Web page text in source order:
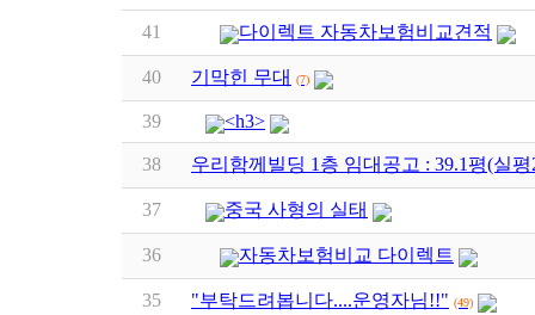
41 다이렉트 자동차보험비교견적
40 기막힌 무대 (7)
39 <h3>
38 우리함께빌딩 1층 임대공고 : 39.1평(실평
37 중국 사형의 실태
36 자동차보험비교 다이렉트
35 "부탁드려봅니다....운영자님!!" (49)